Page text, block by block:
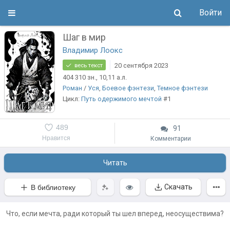
Войти
Шаг в мир
Владимир Лоокс
весь текст
20 сентября 2023
404 310 зн., 10,11 а.л.
Роман / Уся, Боевое фэнтези, Темное фэнтези
Цикл: Путь одержимого мечтой #1
Нравится
489 91
Комментарии
Читать
В библиотеку Скачать
Что, если мечта, ради который ты шел вперед, неосуществима?